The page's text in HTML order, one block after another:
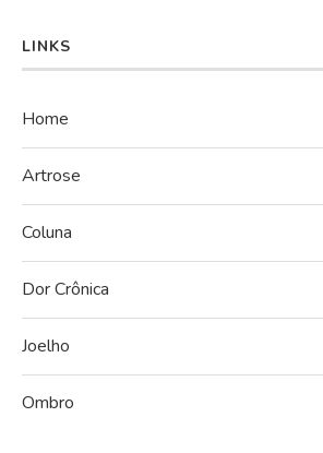
LINKS
Home
Artrose
Coluna
Dor Crônica
Joelho
Ombro